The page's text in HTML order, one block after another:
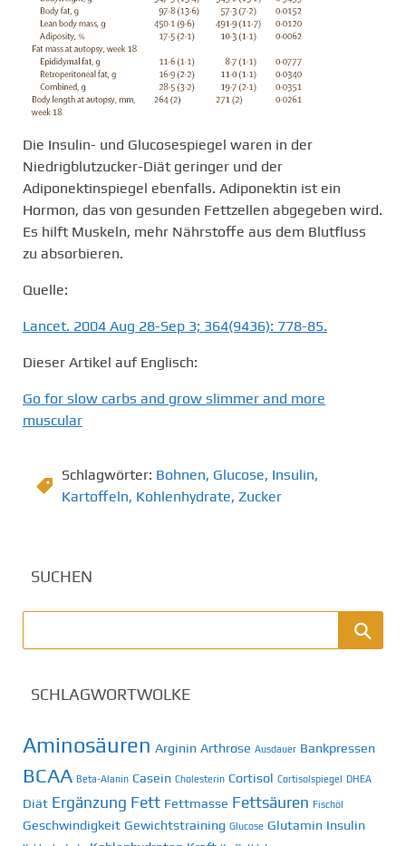
Die Insulin- und Glucosespiegel waren in der
Niedrigblutzucker-Diät geringer und der
Adiponektinspiegel ebenfalls. Adiponektin ist ein
Hormon, das von gesunden Fettzellen abgegeben wird.
Es hilft Muskeln, mehr Nährstoffe aus dem Blutfluss
zu absorbieren.
Quelle:
Lancet. 2004 Aug 28-Sep 3; 364(9436): 778-85.
Dieser Artikel auf Englisch:
Go for slow carbs and grow slimmer and more
muscular
Schlagwörter: Bohnen, Glucose, Insulin,
Kartoffeln, Kohlenhydrate, Zucker
SUCHEN
SCHLAGWORTWOLKE
Aminosäuren Arginin Arthrose Ausdauer Bankpressen
BCAA Beta-Alanin Casein Cholesterin Cortisol Cortisolspiegel DHEA
Diät Ergänzung Fett Fettmasse Fettsäuren Fischöl
Geschwindigkeit Gewichtstraining Glucose Glutamin Insulin